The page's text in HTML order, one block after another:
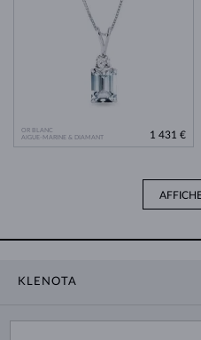
OR BLANC
AIGUE-MARINE & DIAMANT
1 431 €
KLENOTA